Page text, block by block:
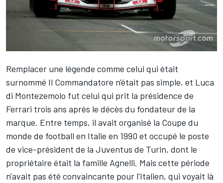
Remplacer une légende comme celui qui était
surnommé Il Commandatore n'était pas simple, et Luca
di Montezemolo fut celui qui prit la présidence de
Ferrari trois ans après le décès du fondateur de la
marque. Entre temps, il avait organisé la Coupe du
monde de football en Italie en 1990 et occupé le poste
de vice-président de la Juventus de Turin, dont le
propriétaire était la famille Agnelli. Mais cette période
n'avait pas été convaincante pour l'Italien, qui voyait là